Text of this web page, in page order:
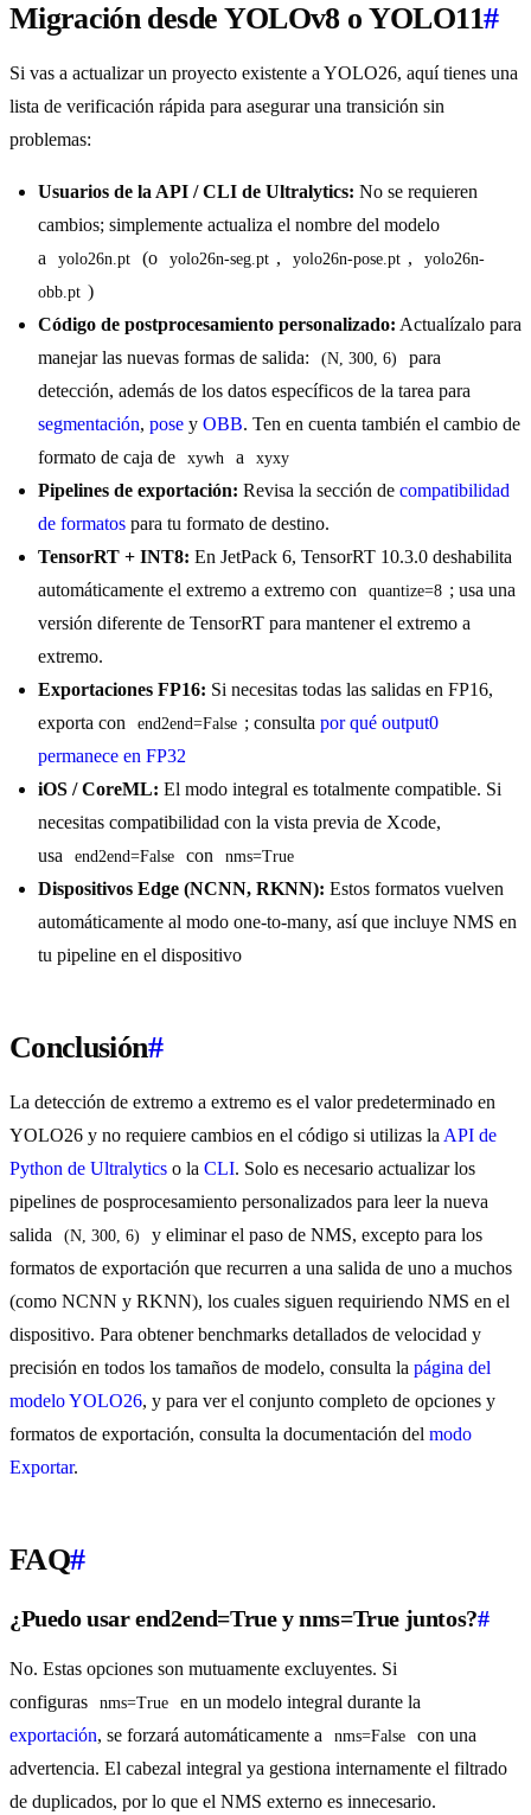
Migración desde YOLOv8 o YOLO11#
Si vas a actualizar un proyecto existente a YOLO26, aquí tienes una
lista de verificación rápida para asegurar una transición sin
problemas:
Usuarios de la API / CLI de Ultralytics: No se requieren
cambios; simplemente actualiza el nombre del modelo
a
yolo26n.pt (o yolo26n-seg.pt , yolo26n-pose.pt ,
yolo26n-
obb.pt )
Código de postprocesamiento personalizado: Actualízalo para
manejar las nuevas formas de salida:
(N, 300, 6)
para
detección, además de los datos específicos de la tarea para
segmentación, pose y OBB. Ten en cuenta también el cambio de
formato de caja de
xywh a xyxy
Pipelines de exportación: Revisa la sección de compatibilidad
de formatos para tu formato de destino.
TensorRT + INT8: En JetPack 6, TensorRT 10.3.0 deshabilita
automáticamente el extremo a extremo con
quantize=8 ; usa una
versión diferente de TensorRT para mantener el extremo a
extremo.
Exportaciones FP16: Si necesitas todas las salidas en FP16,
exporta con
end2end=False ; consulta por qué output0
permanece en FP32
iOS / CoreML: El modo integral es totalmente compatible. Si
necesitas compatibilidad con la vista previa de Xcode,
usa
end2end=False con nms=True
Dispositivos Edge (NCNN, RKNN): Estos formatos vuelven
automáticamente al modo one-to-many, así que incluye NMS en
tu pipeline en el dispositivo
Conclusión#
La detección de extremo a extremo es el valor predeterminado en
YOLO26 y no requiere cambios en el código si utilizas la API de
Python de Ultralytics o la CLI. Solo es necesario actualizar los
pipelines de posprocesamiento personalizados para leer la nueva
salida
(N, 300, 6)
y eliminar el paso de NMS, excepto para los
formatos de exportación que recurren a una salida de uno a muchos
(como NCNN y RKNN), los cuales siguen requiriendo NMS en el
dispositivo. Para obtener benchmarks detallados de velocidad y
precisión en todos los tamaños de modelo, consulta la página del
modelo YOLO26, y para ver el conjunto completo de opciones y
formatos de exportación, consulta la documentación del modo
Exportar.
FAQ#
¿Puedo usar end2end=True y nms=True juntos?#
No. Estas opciones son mutuamente excluyentes. Si
configuras
nms=True
en un modelo integral durante la
exportación, se forzará automáticamente a nms=False
con una
advertencia. El cabezal integral ya gestiona internamente el filtrado
de duplicados, por lo que el NMS externo es innecesario.